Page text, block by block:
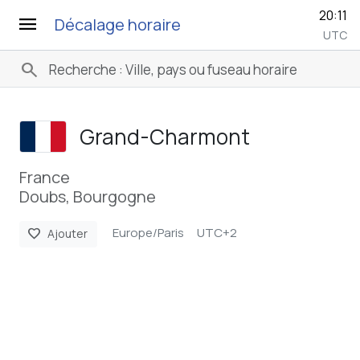
menu Décalage horaire 20:11
UTC
search
Grand-Charmont
France
Doubs, Bourgogne
favorite Ajouter Europe/Paris UTC+2